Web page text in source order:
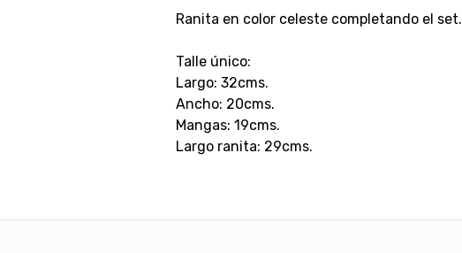
Ranita en color celeste completando el set.
Talle único:
Largo: 32cms.
Ancho: 20cms.
Mangas: 19cms.
Largo ranita: 29cms.